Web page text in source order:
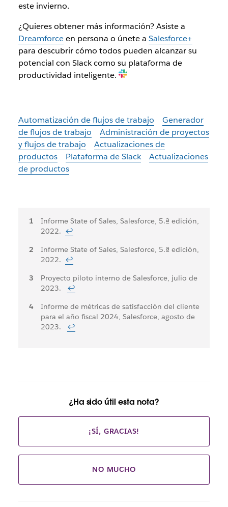
este invierno.
¿Quieres obtener más información? Asiste a
Dreamforceen persona o únete a Salesforce+
para descubrir cómo todos pueden alcanzar su
potencial con Slack como su plataforma de
productividad inteligente.
Automatización de flujos de trabajo
Generador
de flujos de trabajo
Administración de proyectos
y flujos de trabajo
Actualizaciones de
productos
Plataforma de Slack
Actualizaciones
de productos
Notas
pie
Informe State of Sales, Salesforce, 5.ª edición,
2022. ↩
Informe State of Sales, Salesforce, 5.ª edición,
2022. ↩
Proyecto piloto interno de Salesforce, julio de
2023.
↩
Informe de métricas de satisfacción del cliente
para el año fiscal 2024, Salesforce, agosto de
2023.
↩
¿Ha sido útil esta nota?
¡SÍ, GRACIAS!
NO MUCHO